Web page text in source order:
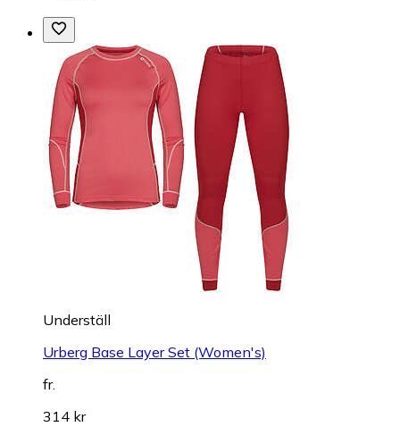
Underställ
Urberg Base Layer Set (Women's)
fr.
314 kr